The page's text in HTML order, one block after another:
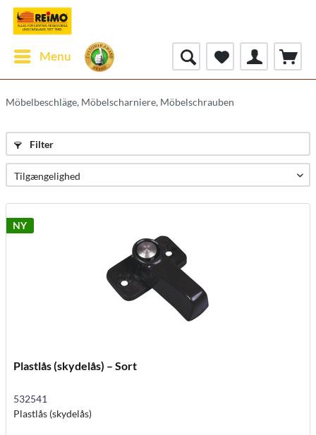
Menu
Möbelbeschläge, Möbelscharniere, Möbelschrauben
Filter
NY
Plastlås (skydelås) – Sort
532541
Plastlås (skydelås)